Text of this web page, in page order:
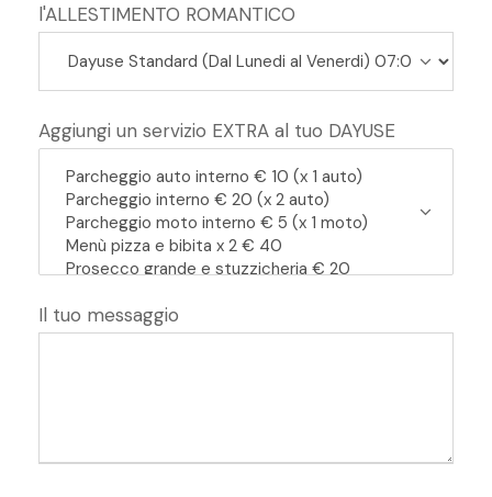
l'ALLESTIMENTO ROMANTICO
Aggiungi un servizio EXTRA al tuo DAYUSE
Il tuo messaggio